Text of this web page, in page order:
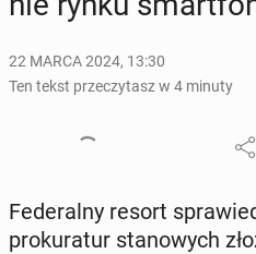
22 MARCA 2024, 13:30
Ten tekst przeczytasz w 4 minuty
Fe­de­ral­ny resort
pro­ku­ra­tur sta­no­wych